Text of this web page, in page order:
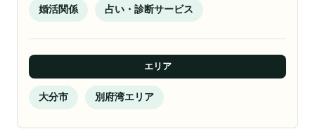
婚活関係 占い・診断サービス
エリア
大分市 別府湾エリア